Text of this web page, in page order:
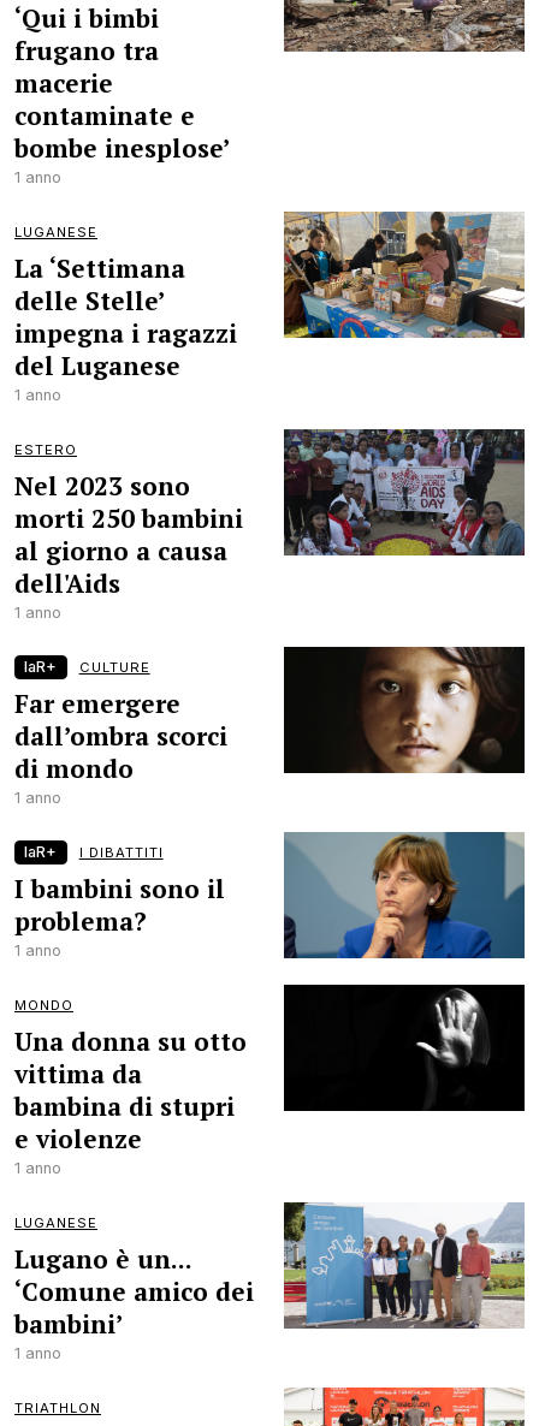
‘Qui i bimbi
frugano tra
macerie
contaminate e
bombe inesplose’
1 anno
LUGANESE
La ‘Settimana
delle Stelle’
impegna i ragazzi
del Luganese
1 anno
ESTERO
Nel 2023 sono
morti 250 bambini
al giorno a causa
dell'Aids
1 anno
laR+ CULTURE
Far emergere
dall’ombra scorci
di mondo
1 anno
laR+ I DIBATTITI
I bambini sono il
problema?
1 anno
MONDO
Una donna su otto
vittima da
bambina di stupri
e violenze
1 anno
LUGANESE
Lugano è un...
‘Comune amico dei
bambini’
1 anno
TRIATHLON